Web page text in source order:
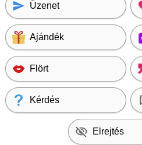
Üzenet
Ajándék
Flört
Kérdés
Elrejtés